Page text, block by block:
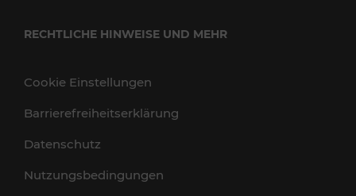
RECHTLICHE HINWEISE UND MEHR
Cookie Einstellungen
Barrierefreiheitserklärung
Datenschutz
Nutzungsbedingungen